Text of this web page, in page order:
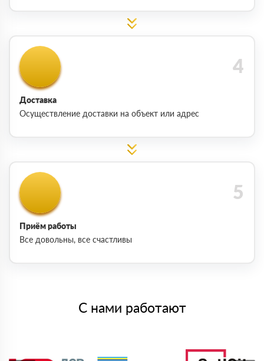
Доставка
Осуществление доставки на объект или адрес
Приём работы
Все довольны, все счастливы
С нами работают